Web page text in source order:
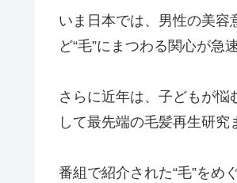
いま日本では、男性の美容
ど“毛”にまつわる関心が急
さらに近年は、子どもが悩
して最先端の毛髪再生研究
番組で紹介された“毛”をめ